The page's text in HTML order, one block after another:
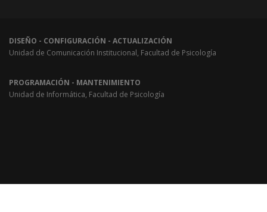
DISEÑO - CONFIGURACIÓN - ACTUALIZACIÓN
Unidad de Comunicación Institucional, Facultad de Psicología
PROGRAMACIÓN - MANTENIMIENTO
Unidad de Informática, Facultad de Psicología